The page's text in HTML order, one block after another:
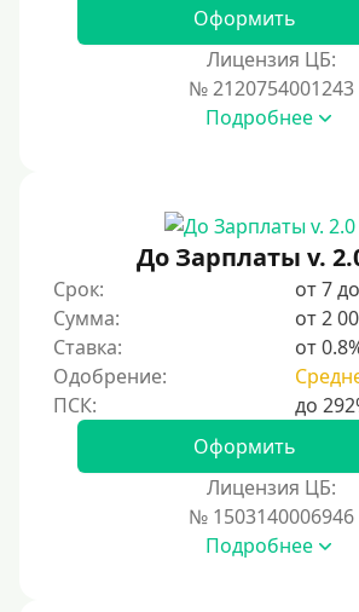
Оформить
Лицензия ЦБ:
№ 2120754001243
Подробнее
До Зарплаты v.
Срок:
от 7
Сумма:
от 2
Ставка:
от
Одобрение:
Оформить
Лицензия ЦБ:
№ 1503140006946
Подробнее